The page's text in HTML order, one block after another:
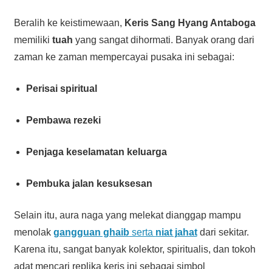
Beralih ke keistimewaan, Keris Sang Hyang Antaboga
memiliki tuah yang sangat dihormati. Banyak orang dari
zaman ke zaman mempercayai pusaka ini sebagai:
Perisai spiritual
Pembawa rezeki
Penjaga keselamatan keluarga
Pembuka jalan kesuksesan
Selain itu, aura naga yang melekat dianggap mampu
menolak gangguan ghaib serta niat jahatdari sekitar.
Karena itu, sangat banyak kolektor, spiritualis, dan tokoh
adat mencari replika keris ini sebagai simbol